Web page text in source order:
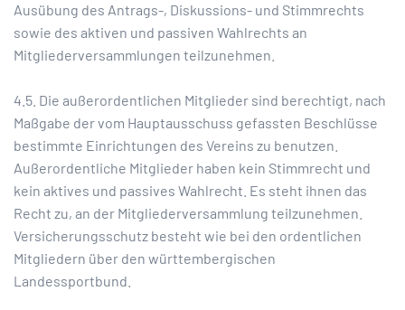
Ausübung des Antrags-, Diskussions- und Stimmrechts
sowie des aktiven und passiven Wahlrechts an
Mitgliederversammlungen teilzunehmen.
4.5. Die außerordentlichen Mitglieder sind berechtigt, nach
Maßgabe der vom Hauptausschuss gefassten Beschlüsse
bestimmte Einrichtungen des Vereins zu benutzen.
Außerordentliche Mitglieder haben kein Stimmrecht und
kein aktives und passives Wahlrecht. Es steht ihnen das
Recht zu, an der Mitgliederversammlung teilzunehmen.
Versicherungsschutz besteht wie bei den ordentlichen
Mitgliedern über den württembergischen
Landessportbund.